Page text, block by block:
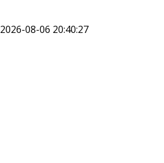
2026-08-06 20:40:27